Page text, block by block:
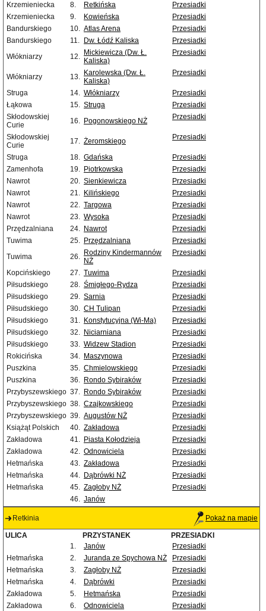
Krzemieniecka
8. Retkińska
Przesiadki
Krzemieniecka
9. Kowieńska
Przesiadki
Bandurskiego
10. Atlas Arena
Przesiadki
Bandurskiego
11. Dw. Łódź Kaliska
Przesiadki
Włókniarzy
12. Mickiewicza (Dw. Ł.
Kaliska)
Przesiadki
Włókniarzy 13. Karolewska (Dw. Ł.
Kaliska)
Przesiadki
Struga 14. Włókniarzy
Przesiadki
Łąkowa
15. Struga
Przesiadki
Skłodowskiej
Curie
16. Pogonowskiego NŻ Przesiadki
Skłodowskiej
Curie
17. Żeromskiego Przesiadki
Struga 18. Gdańska
Przesiadki
Zamenhofa
19. Piotrkowska
Przesiadki
Nawrot
20. Sienkiewicza
Przesiadki
Nawrot
21. Kilińskiego
Przesiadki
Nawrot
22. Targowa
Przesiadki
Nawrot
23. Wysoka
Przesiadki
Przędzalniana
24. Nawrot
Przesiadki
Tuwima
25. Przędzalniana
Przesiadki
Tuwima
26. Rodziny Kindermannów
NŻ
Przesiadki
Kopcińskiego 27. Tuwima
Przesiadki
Piłsudskiego
28. Śmigłego-Rydza
Przesiadki
Piłsudskiego
29. Sarnia
Przesiadki
Piłsudskiego
30. CH Tulipan
Przesiadki
Piłsudskiego
31. Konstytucyjna (Wi-Ma)
Przesiadki
Piłsudskiego
32. Niciarniana
Przesiadki
Piłsudskiego
33. Widzew Stadion
Przesiadki
Rokicińska
34. Maszynowa
Przesiadki
Puszkina
35. Chmielowskiego
Przesiadki
Puszkina
36. Rondo Sybiraków
Przesiadki
Przybyszewskiego 37. Rondo Sybiraków
Przesiadki
Przybyszewskiego 38. Czajkowskiego
Przesiadki
Przybyszewskiego 39. Augustów NŻ
Przesiadki
Książąt Polskich
40. Zakładowa
Przesiadki
Zakładowa
41. Piasta Kołodzieja
Przesiadki
Zakładowa
42. Odnowiciela
Przesiadki
Hetmańska
43. Zakładowa
Przesiadki
Hetmańska
44. Dąbrówki NŻ
Przesiadki
Hetmańska
45. Zagłoby NŻ
Przesiadki
46. Janów
Retkinia Pokaż na mapie
ULICA PRZYSTANEK
PRZESIADKI
1.
Janów
Przesiadki
Hetmańska
2. Juranda ze Spychowa NŻ
Przesiadki
Hetmańska
3. Zagłoby NŻ
Przesiadki
Hetmańska
4. Dąbrówki
Przesiadki
Zakładowa
5. Hetmańska
Przesiadki
Zakładowa
6. Odnowiciela
Przesiadki